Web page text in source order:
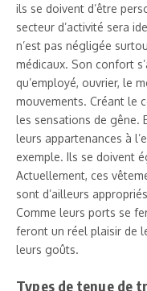
ils se doivent d’être
secteur d’activité sera
n’est pas négligée
médicaux. Son confort
qu’employé, ouvrier, le
mouvements. Créant le
les sensations de gêne.
leurs appartenances à
exemple. Ils se doivent
Actuellement, ces
sont d’ailleurs
Comme leurs ports se
feront un réel plaisir de
leurs goûts.
Types de tenue de